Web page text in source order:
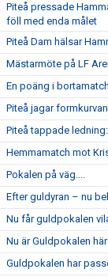
Piteå pressade
föll med enda målet
Piteå Dam hälsar
Mästarmöte på LF
En poäng i
Piteå jagar
Piteå tappade
Hemmamatch mot
Pokalen på väg....
Efter guldyran – nu
Nu får guldpokalen
Nu är Guldpokalen här
Guldpokalen har